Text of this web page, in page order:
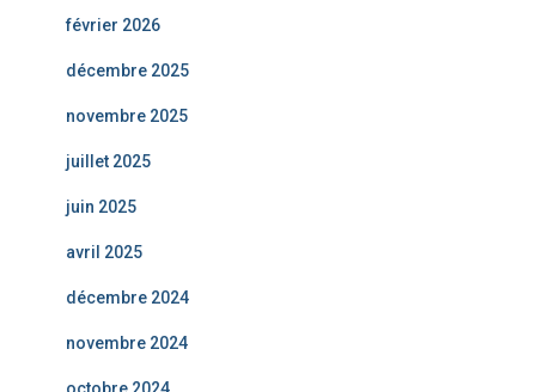
février 2026
décembre 2025
novembre 2025
juillet 2025
juin 2025
avril 2025
décembre 2024
novembre 2024